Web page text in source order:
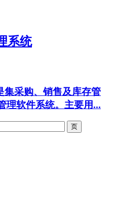
系统
集采购、销售及库存管
理软件系统。主要用...